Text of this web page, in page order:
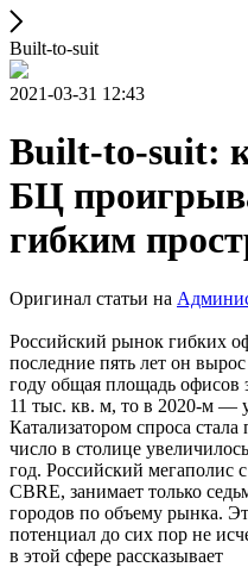
Built-to-suit
2021-03-31 12:43
Built-to-suit:
БЦ
гибким
Оригинал статьи на
Российский рынок гибких
последние пять лет он
году общая площадь офисов
11 тыс. кв. м, то в 2020-м —
Катализатором спроса
число в столице
год. Российский мегаполис
CBRE, занимает только
городов по объему рынка.
потенциал до сих пор не
в этой сфере рассказывает